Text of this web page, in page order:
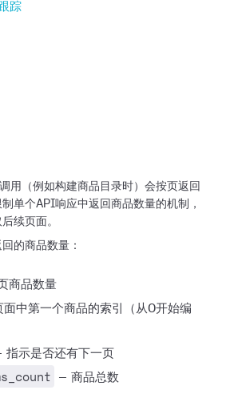
踪
用（例如构建商品目录时）会按页返回
单个API响应中返回商品数量的机制，
续页面。
的商品数量：
商品数量
面中第一个商品的索引（从0开始编
指示是否还有下一页
— 商品总数